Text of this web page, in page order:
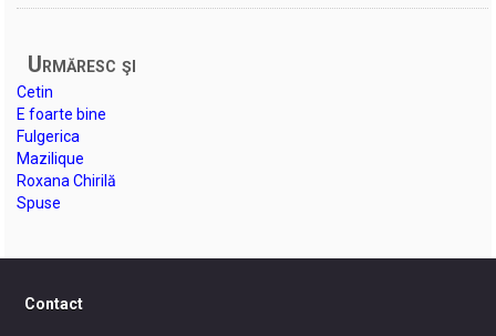
Urmăresc şi
Cetin
E foarte bine
Fulgerica
Mazilique
Roxana Chirilă
Spuse
Contact